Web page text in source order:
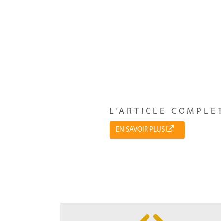
L'ARTICLE
EN SAVOIR PLUS